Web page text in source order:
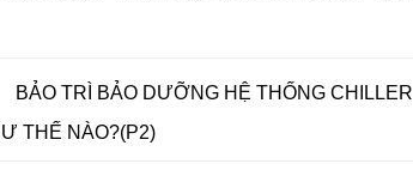
BẢO TRÌ BẢO DƯỠNG HỆ THỐNG CHILLER
THẾ NÀO?(P2)